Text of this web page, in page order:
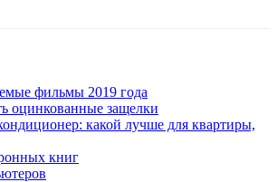
фильмы 2019 года
оцинкованные защелки
какой лучше для квартиры,
книг